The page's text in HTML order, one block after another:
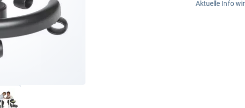
Aktuelle Info